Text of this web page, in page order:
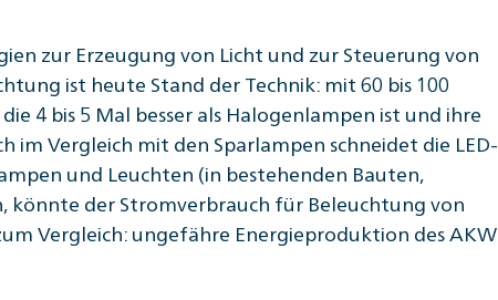
zur Erzeugung von Licht und zur Steuerung von
ist heute Stand der Technik: mit 60 bis 100
4 bis 5 Mal besser als Halogenlampen ist und ihre
im Vergleich mit den Sparlampen schneidet die LED-
und Leuchten (in bestehenden Bauten,
könnte der Stromverbrauch für Beleuchtung von
Vergleich: ungefähre Energieproduktion des AKW